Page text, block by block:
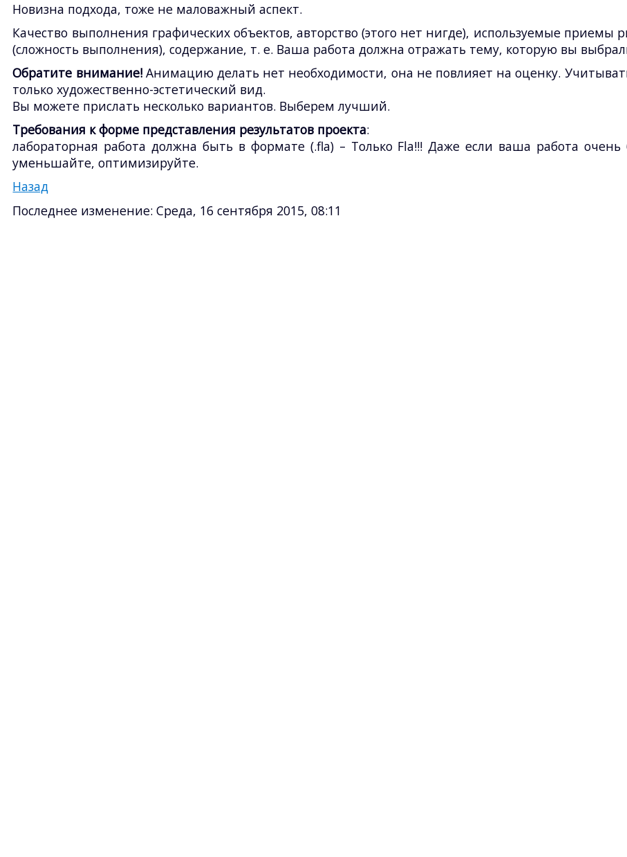
Новизна подхода, тоже не маловажный аспект.
Качество выполнения графических объектов, авторство (этого нет нигде), используемые приемы
(сложность выполнения), содержание, т. е. Ваша работа должна отражать тему, которую вы
Обратите внимание!Анимацию делать нет необходимости, она не повлияет на оценку.
только художественно-эстетический вид.
Вы можете прислать несколько вариантов. Выберем лучший.
Требования к форме представления результатов проекта:
лабораторная работа должна быть в формате (.fla) – Только Fla!!! Даже если ваша работа очень
уменьшайте, оптимизируйте.
Назад
Последнее изменение: Среда, 16 сентября 2015, 08:11